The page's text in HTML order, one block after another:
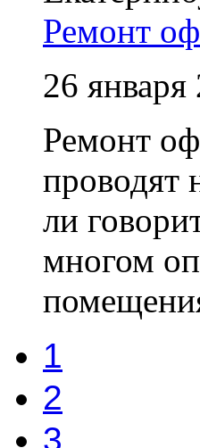
Ремонт
26 января
Ремонт
проводят
ли
многом
1
2
3